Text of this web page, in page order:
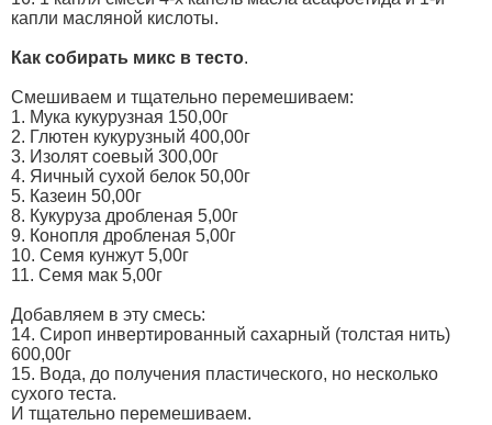
капли масляной кислоты.
Как собирать микс в тесто.
Смешиваем и тщательно перемешиваем:
1. Мука кукурузная 150,00г
2. Глютен кукурузный 400,00г
3. Изолят соевый 300,00г
4. Яичный сухой белок 50,00г
5. Казеин 50,00г
8. Кукуруза дробленая 5,00г
9. Конопля дробленая 5,00г
10. Семя кунжут 5,00г
11. Семя мак 5,00г
Добавляем в эту смесь:
14. Сироп инвертированный сахарный (толстая нить)
600,00г
15. Вода, до получения пластического, но несколько
сухого теста.
И тщательно перемешиваем.